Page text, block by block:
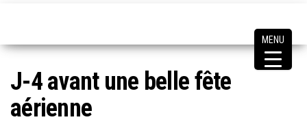
J-4 avant une belle fête
aérienne
MENU